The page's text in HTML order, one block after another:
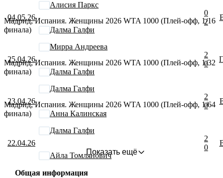
04.05.26
Алисия Паркс
Далма Галфи
0
2
Мадрид, Испания. Женщины 2026 WTA 1000 (Плей-офф, 1/16
финала)
25.04.26
Мирра Андреева
Далма Галфи
2
0
Мадрид, Испания. Женщины 2026 WTA 1000 (Плей-офф, 1/32
финала)
23.04.26
Далма Галфи
Анна Калинская
2
0
Мадрид, Испания. Женщины 2026 WTA 1000 (Плей-офф, 1/64
финала)
22.04.26
Далма Галфи
Айла Томлянович
2
0
Показать ещё
Общая информация